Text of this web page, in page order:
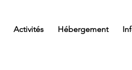
Activités Hébergement